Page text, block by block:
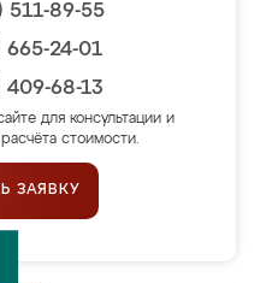
511-89-55
665-24-01
409-68-13
для консультации и
стоимости.
ЗАЯВКУ